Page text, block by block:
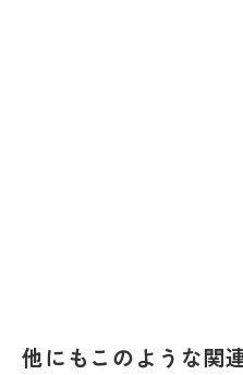
他にもこのような関